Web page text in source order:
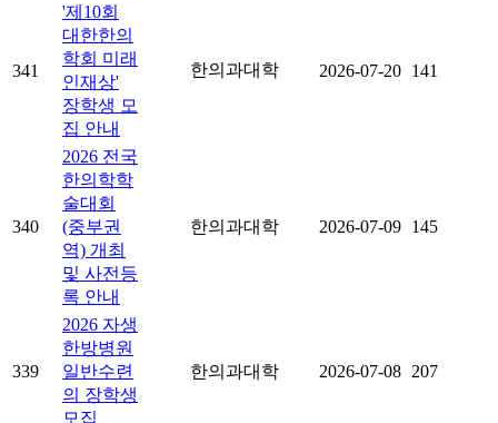
341
'제10회
대한한의
학회 미래
인재상'
장학생 모
집 안내
한의과대학 2026-07-20 141
340
2026 전국
한의학학
술대회
(중부권
역) 개최
및 사전등
록 안내
한의과대학 2026-07-09 145
339
2026 자생
한방병원
일반수련
의 장학생
모집
한의과대학 2026-07-08 207